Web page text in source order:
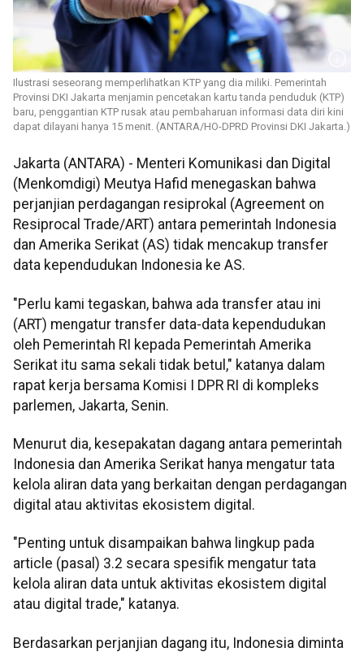
Ilustrasi seseorang memperlihatkan KTP yang dia miliki. Pemerintah
Provinsi DKI Jakarta menjamin pencetakan kartu tanda penduduk (KTP)
baru, penggantian KTP rusak atau pembaharuan informasi data diri kini
dapat dilayani hanya 15 menit. (ANTARA/HO-DPRD Provinsi DKI Jakarta.)
Jakarta (ANTARA) - Menteri Komunikasi dan Digital
(Menkomdigi) Meutya Hafid menegaskan bahwa
perjanjian perdagangan resiprokal (Agreement on
Resiprocal Trade/ART) antara pemerintah Indonesia
dan Amerika Serikat (AS) tidak mencakup transfer
data kependudukan Indonesia ke AS.
"Perlu kami tegaskan, bahwa ada transfer atau ini
(ART) mengatur transfer data-data kependudukan
oleh Pemerintah RI kepada Pemerintah Amerika
Serikat itu sama sekali tidak betul," katanya dalam
rapat kerja bersama Komisi I DPR RI di kompleks
parlemen, Jakarta, Senin.
Menurut dia, kesepakatan dagang antara pemerintah
Indonesia dan Amerika Serikat hanya mengatur tata
kelola aliran data yang berkaitan dengan perdagangan
digital atau aktivitas ekosistem digital.
"Penting untuk disampaikan bahwa lingkup pada
article (pasal) 3.2 secara spesifik mengatur tata
kelola aliran data untuk aktivitas ekosistem digital
atau digital trade," katanya.
Berdasarkan perjanjian dagang itu, Indonesia diminta